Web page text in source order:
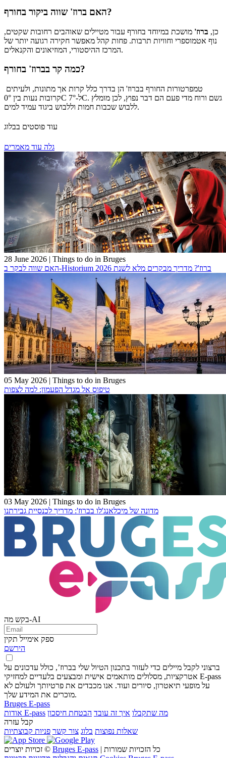
האם ברוז' שווה ביקור בחורף?
כן, ברוז' מושכת במיוחד בחורף עבור מטיילים שאוהבים רחובות שקטים,
נוף אטמוספרי וחוויות תרבות. פחות קהל מאפשר חקירה רגועה יותר של
המרכז ההיסטורי, המוזיאונים והקנאלים.
כמה קר בברוז' בחורף?
קרובות נעות בין 0°C ל-7°C. גשם ורוח מדי פעם הם דבר נפוץ, לכן מומלץ
ללבוש שכבות חמות וללבוש ביגוד עמיד למים.
עוד פוסטים בבלוג
גלה עוד מאמרים
28 June 2026 | Things to do in Bruges
האם שווה לבקר ב-Historium ברוז'? מדריך מבקרים מלא לשנת 2026
05 May 2026 | Things to do in Bruges
טיפוס אל מגדל הפעמון: למה לצפות
03 May 2026 | Things to do in Bruges
מדונה של מיכלאנג'לו בברוז': מדריך לכנסיית גבירתנו
בקש מה-AI
ספק אימייל תקין
הירשם
ברצוני לקבל מיילים כדי לעזור בתכנון הטיול שלי בברוז’, כולל עדכונים על
אטרקציות, מסלולים מותאמים אישית ומבצעים בלעדיים למחזיקי E-pass
על מופעי תיאטרון, סיורים ועוד. אנו מכבדים את פרטיותך ולעולם לא
מוכרים את המידע שלך.
Bruges E-pass
אודות E-pass
מה שתקבלו איך זה עובד הבטחת חיסכון
קבל עזרה
שאלות נפוצות בלוג צור קשר פניות קבוצתיות
זכויות יוצרים © Bruges E-pass
| כל הזכויות שמורות